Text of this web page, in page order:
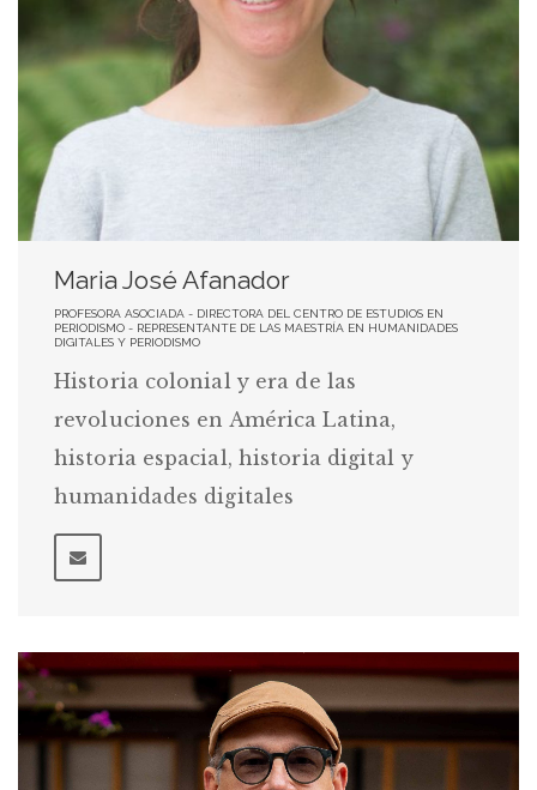
Maria José Afanador
PROFESORA ASOCIADA - DIRECTORA DEL CENTRO DE ESTUDIOS EN
PERIODISMO - REPRESENTANTE DE LAS MAESTRÍA EN HUMANIDADES
DIGITALES Y PERIODISMO
Historia colonial y era de las
revoluciones en América Latina,
historia espacial, historia digital y
humanidades digitales